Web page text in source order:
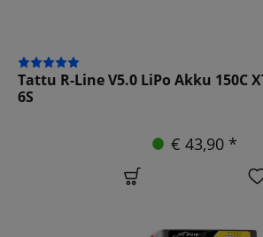
Tattu R-Line V5.0 LiPo Akku 150C
6S
€ 43,90 *